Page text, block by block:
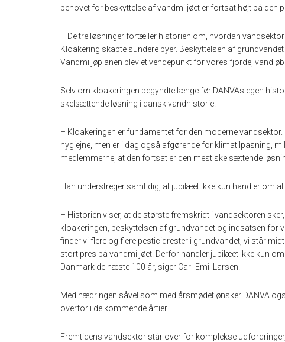
behovet for beskyttelse af vandmiljøet er fortsat højt på den
– De tre løsninger fortæller historien om, hvordan
Kloakering skabte sundere byer. Beskyttelsen af
Vandmiljøplanen blev et vendepunkt for vores fjorde,
Selv om kloakeringen begyndte længe før DANVAs egen
skelsættende løsning i dansk vandhistorie.
– Kloakeringen er fundamentet for den moderne
hygiejne, men er i dag også afgørende for klimatilpasning,
medlemmerne, at den fortsat er den mest skelsættende
Han understreger samtidig, at jubilæet ikke kun handler om at
– Historien viser, at de største fremskridt i vandsektoren
kloakeringen, beskyttelsen af grundvandet og indsatsen for
finder vi flere og flere pesticidrester i grundvandet, vi står
stort pres på vandmiljøet. Derfor handler jubilæet ikke kun
Danmark de næste 100 år, siger Carl-Emil Larsen.
Med hædringen såvel som med årsmødet ønsker DANVA
overfor i de kommende årtier.
Fremtidens vandsektor står over for komplekse